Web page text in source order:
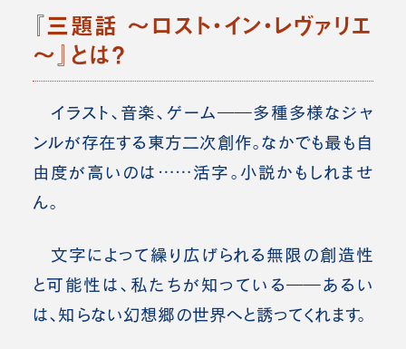
『三題話 ～ロスト・イン・レヴァリエ
～』とは？
イラスト、音楽、ゲーム――多種多様なジャ
ンルが存在する東方二次創作。なかでも最も自
由度が高いのは……活字。小説かもしれませ
ん。
文字によって繰り広げられる無限の創造性
と可能性は、私たちが知っている――あるい
は、知らない幻想郷の世界へと誘ってくれます。